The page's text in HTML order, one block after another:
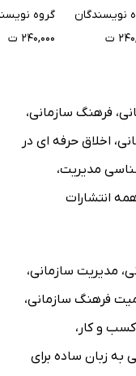
نویسندگان
ت
کودک
گروه
۲۴۰,۰۰۰ ت
، فرهنگ سازمانی،
، اخلاق حرفه ای در
مدیریت،
انتشارات
، مدیریت سازمانی،
فرهنگ سازمانی،
و کار ،
زبان ساده برای